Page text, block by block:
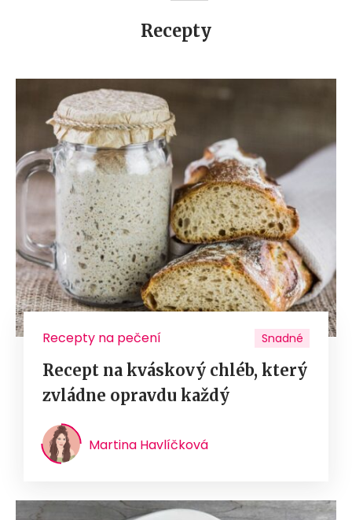
Recepty
Recepty na pečení Snadné
Recept na kváskový chléb, který
zvládne opravdu každý
Martina Havlíčková